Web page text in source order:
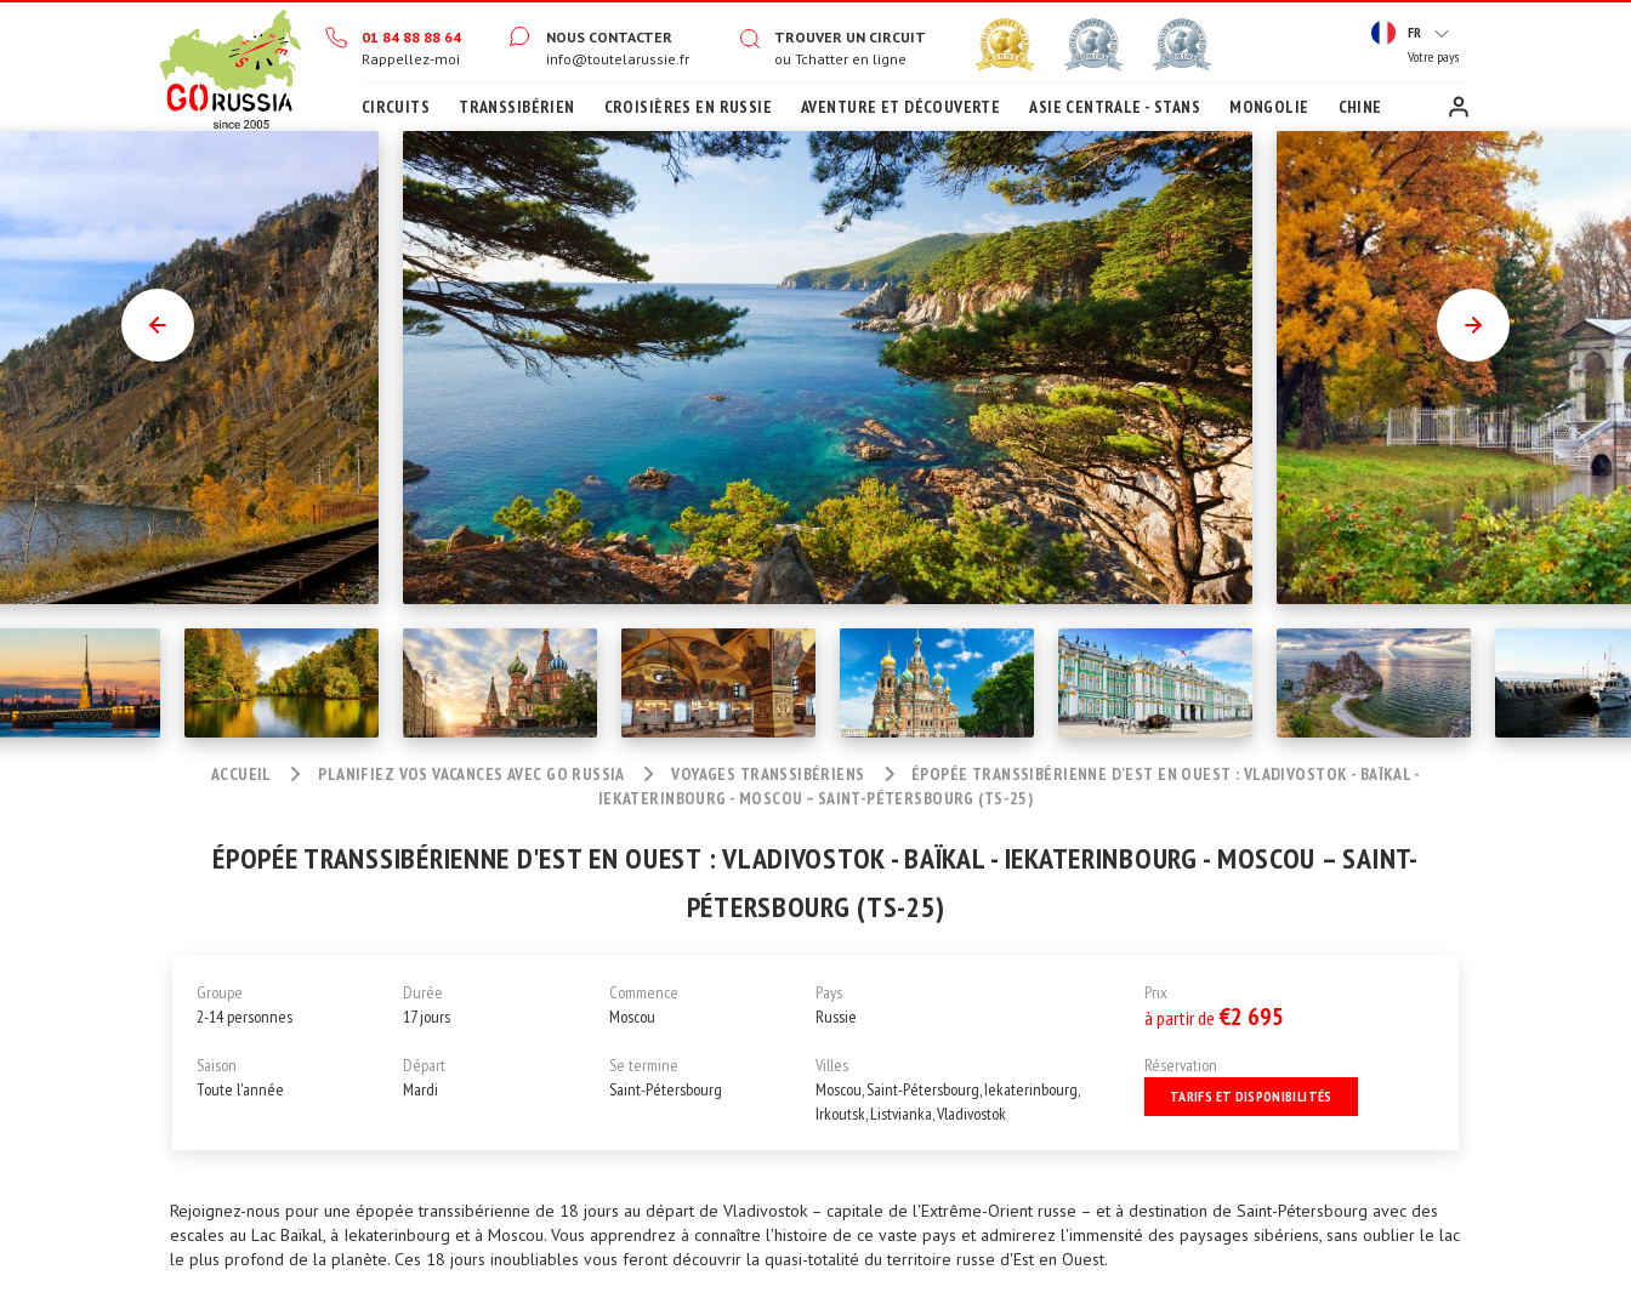
01 84 88 88 64
Rappellez-moi
NOUS CONTACTER
info@toutelarussie.fr
TROUVER UN CIRCUIT
ou Tchatter en ligne
FR
Votre pays
CIRCUITS TRANSSIBÉRIEN CROISIÈRES EN RUSSIE AVENTURE ET DÉCOUVERTE ASIE CENTRALE - STANS MONGOLIE CHINE
ACCUEIL PLANIFIEZ VOS VACANCES AVEC GO RUSSIA VOYAGES TRANSSIBÉRIENS
ÉPOPÉE TRANSSIBÉRIENNE D'EST EN OUEST : VLADIVOSTOK - BAÏKAL -
IEKATERINBOURG - MOSCOU – SAINT-PÉTERSBOURG (TS-25)
ÉPOPÉE TRANSSIBÉRIENNE D'EST EN OUEST : VLADIVOSTOK - BAÏKAL - IEKATERINBOURG - MOSCOU – SAINT-
PÉTERSBOURG (TS-25)
Groupe
2-14 personnes
Saison
Toute l'année
Durée
17 jours
Départ
Mardi
Commence
Moscou
Se termine
Saint-Pétersbourg
Pays
Russie
Villes
Moscou, Saint-Pétersbourg, Iekaterinbourg,
Irkoutsk, Listvianka, Vladivostok
Prix
à partir de €2 695
Réservation
TARIFS ET DISPONIBILITÉS
Rejoignez-nous pour une épopée transsibérienne de 18 jours au départ de Vladivostok – capitale de l'Extrême-Orient russe – et à destination de Saint-Pétersbourg avec des
escales au Lac Baïkal, à Iekaterinbourg et à Moscou. Vous apprendrez à connaître l'histoire de ce vaste pays et admirerez l'immensité des paysages sibériens, sans oublier le lac
le plus profond de la planète. Ces 18 jours inoubliables vous feront découvrir la quasi-totalité du territoire russe d'Est en Ouest.